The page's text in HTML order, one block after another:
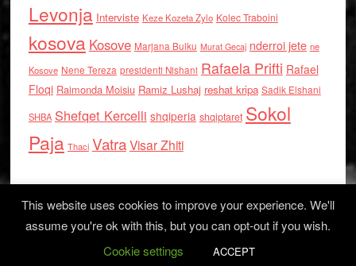
Levonja Interviste Keze Kozeta Zylo Kolec Traboini
kosova Kosove Marjana Bulku Murat Gecaj nderroi jete ne
Kosove Nene Tereza presidenti Nishani Rafaela Prifti Rafael
Floqi Raimonda Moisiu Ramiz Lushaj reshat kripa Sadik Elshani
SHBA Shefqet Kercelli shqiperia shqiptaret Sokol
Paja Thaci VatraVisar Zhiti
Log in
This website uses cookies to improve your experience. We'll
assume you're ok with this, but you can opt-out if you wish.
Cookie settings
ACCEPT